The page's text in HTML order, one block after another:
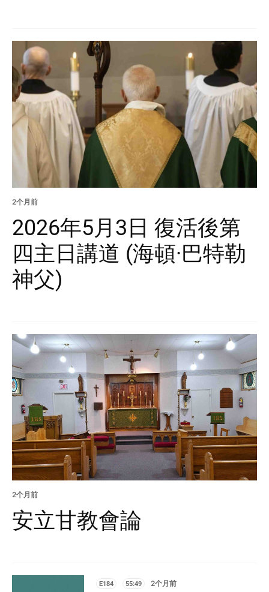
2个月前
2026年5月3日 復活後第
四主日講道 (海頓·巴特勒
神父)
2个月前
安立甘教會論
E184 55:49 2个月前